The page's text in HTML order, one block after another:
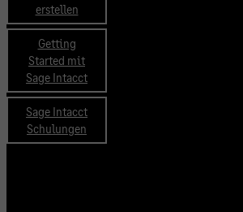
erstellen
Getting
Started mit
Sage Intacct
Sage Intacct
Schulungen